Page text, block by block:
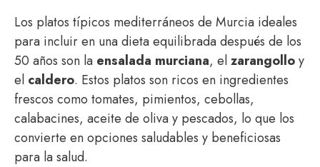
Los platos típicos mediterráneos de Murcia ideales
para incluir en una dieta equilibrada después de los
50 años son la ensalada murciana, elzarangolloy
el caldero. Estos platos son ricos en ingredientes
frescos como tomates, pimientos, cebollas,
calabacines, aceite de oliva y pescados, lo que los
convierte en opciones saludables y beneficiosas
para la salud.